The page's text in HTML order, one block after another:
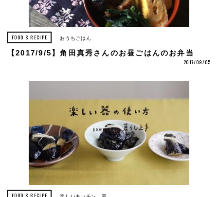
FOOD & RECIPE おうちごはん
【2017/9/5】角田真秀さんのお昼ごはんのお弁当
2017/09/05
FOOD & RECIPE